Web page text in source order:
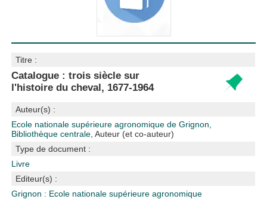
Titre :
Catalogue : trois siècle sur
l'histoire du cheval, 1677-1964
Auteur(s) :
Ecole nationale supérieure agronomique de Grignon,
Bibliothèque centrale , Auteur (et co-auteur)
Type de document :
Livre
Editeur(s) :
Grignon : Ecole nationale supérieure agronomique